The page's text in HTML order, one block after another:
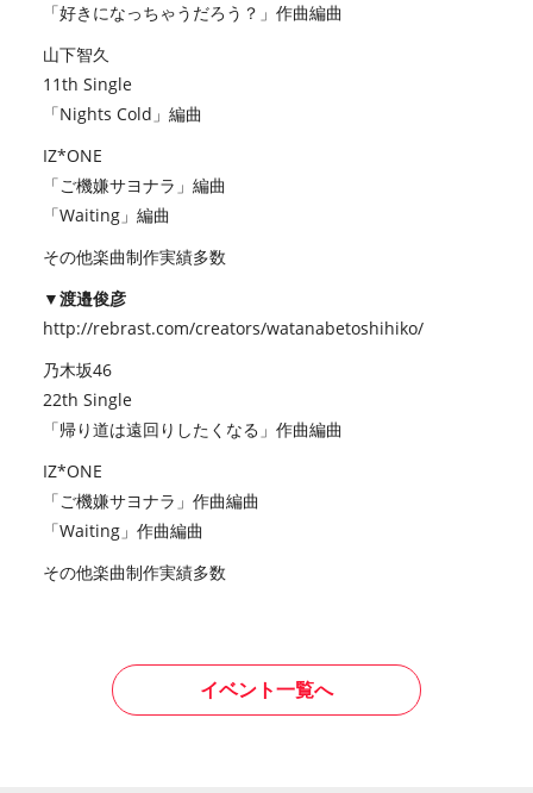
「好きになっちゃうだろう？」作曲編曲
山下智久
11th Single
「Nights Cold」編曲
IZ*ONE
「ご機嫌サヨナラ」編曲
「Waiting」編曲
その他楽曲制作実績多数
▼渡邉俊彦
http://rebrast.com/creators/watanabetoshihiko/
乃木坂46
22th Single
「帰り道は遠回りしたくなる」作曲編曲
IZ*ONE
「ご機嫌サヨナラ」作曲編曲
「Waiting」作曲編曲
その他楽曲制作実績多数
イベント一覧へ